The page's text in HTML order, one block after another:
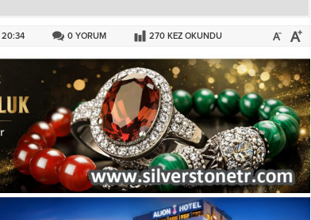
20:34 0 YORUM 270 KEZ OKUNDU